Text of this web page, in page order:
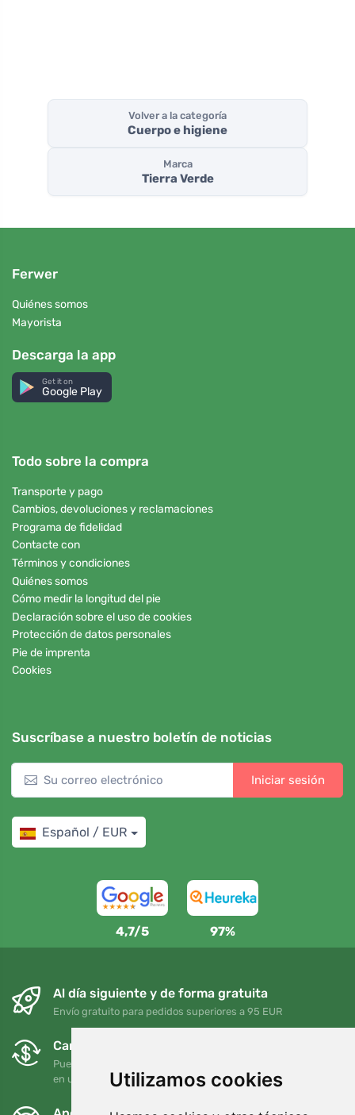
Utilizamos cookies
Volver a la categoría
Cuerpo e higiene
Marca
Tierra Verde
Ferwer
Quiénes somos
Mayorista
Descarga la app
Get it on
Google Play
Todo sobre la compra
Transporte y pago
Cambios, devoluciones y reclamaciones
Programa de fidelidad
Contacte con
Términos y condiciones
Quiénes somos
Cómo medir la longitud del pie
Declaración sobre el uso de cookies
Protección de datos personales
Pie de imprenta
Cookies
Suscríbase a nuestro boletín de noticias
Iniciar sesión
Español / EUR
4,7/5 97%
Al día siguiente y de forma gratuita
Envío gratuito para pedidos superiores a 95 EUR
Cambios y devoluciones gratuitos
Puede devolver o cambiar su pedido en cualquier momento
en un plazo de 90 días